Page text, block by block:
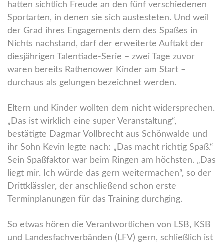
hatten sichtlich Freude an den fünf verschiedenen
Sportarten, in denen sie sich austesteten. Und weil
der Grad ihres Engagements dem des Spaßes in
Nichts nachstand, darf der erweiterte Auftakt der
diesjährigen Talentiade-Serie – zwei Tage zuvor
waren bereits Rathenower Kinder am Start –
durchaus als gelungen bezeichnet werden.
Eltern und Kinder wollten dem nicht widersprechen.
„Das ist wirklich eine super Veranstaltung“,
bestätigte Dagmar Vollbrecht aus Schönwalde und
ihr Sohn Kevin legte nach: „Das macht richtig Spaß.“
Sein Spaßfaktor war beim Ringen am höchsten. „Das
liegt mir. Ich würde das gern weitermachen“, so der
Drittklässler, der anschließend schon erste
Terminplanungen für das Training durchging.
So etwas hören die Verantwortlichen von LSB, KSB
und Landesfachverbänden (LFV) gern, schließlich ist